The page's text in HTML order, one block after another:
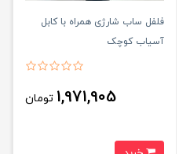
فلفل ساب شارژی همراه با کابل
آسیاب کوچک
1,971,905 تومان